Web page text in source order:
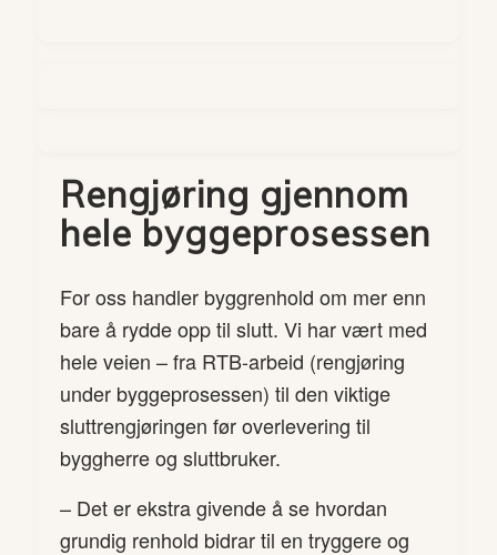
Rengjøring gjennom
hele byggeprosessen
For oss handler byggrenhold om mer enn
bare å rydde opp til slutt. Vi har vært med
hele veien – fra RTB-arbeid (rengjøring
under byggeprosessen) til den viktige
sluttrengjøringen før overlevering til
byggherre og sluttbruker.
– Det er ekstra givende å se hvordan
grundig renhold bidrar til en tryggere og